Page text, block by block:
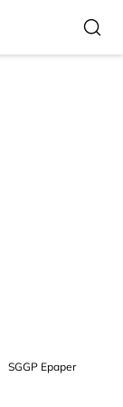
SGGP Epaper